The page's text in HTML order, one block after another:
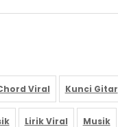
Viral Kunci Gitar
Lirik Viral Musik